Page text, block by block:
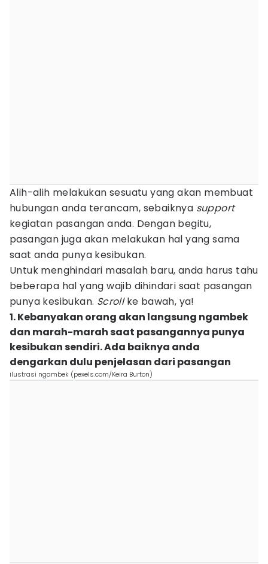
Alih-alih melakukan sesuatu yang akan membuat
hubungan anda terancam, sebaiknya support
kegiatan pasangan anda. Dengan begitu,
pasangan juga akan melakukan hal yang sama
saat anda punya kesibukan.
Untuk menghindari masalah baru, anda harus tahu
beberapa hal yang wajib dihindari saat pasangan
punya kesibukan. Scrollke bawah, ya!
1. Kebanyakan orang akan langsung ngambek
dan marah-marah saat pasangannya punya
kesibukan sendiri. Ada baiknya anda
dengarkan dulu penjelasan dari pasangan
ilustrasi ngambek (pexels.com/Keira Burton)